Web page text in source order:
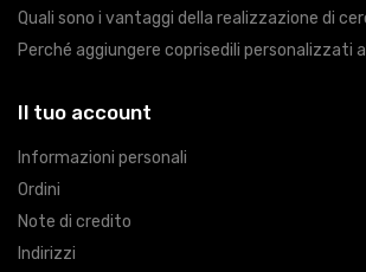
Quali sono i vantaggi della realizzazione di
Perché aggiungere coprisedili personalizzati
Il tuo account
Informazioni personali
Ordini
Note di credito
Indirizzi